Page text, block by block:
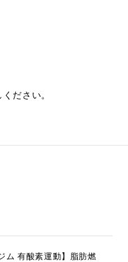
ださい。
ム 有酸素運動】脂肪燃